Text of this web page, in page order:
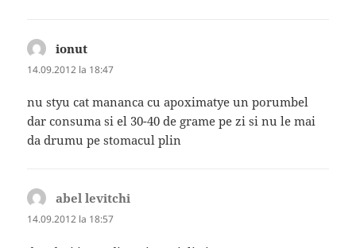
ionut
14.09.2012 la 18:47
nu styu cat mananca cu apoximatye un porumbel
dar consuma si el 30-40 de grame pe zi si nu le mai
da drumu pe stomacul plin
abel levitchi
14.09.2012 la 18:57